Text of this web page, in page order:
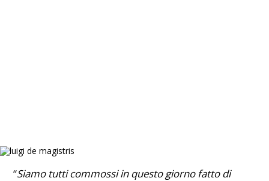
“Siamo tutti commossi in questo giorno fatto di